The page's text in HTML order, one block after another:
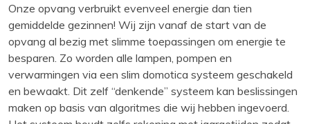
Onze opvang verbruikt evenveel energie dan tien
gemiddelde gezinnen! Wij zijn vanaf de start van de
opvang al bezig met slimme toepassingen om energie te
besparen. Zo worden alle lampen, pompen en
verwarmingen via een slim domotica systeem geschakeld
en bewaakt. Dit zelf “denkende” systeem kan beslissingen
maken op basis van algoritmes die wij hebben ingevoerd.